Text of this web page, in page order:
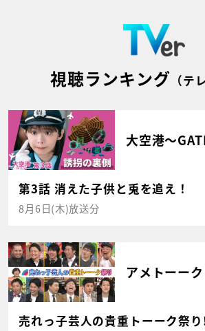
視聴ランキング （テ
大空港～
第3話 消えた子供と兎を追え！
8月6日(木)放送分
アメトーーク
売れっ子芸人の貴重トーーク祭